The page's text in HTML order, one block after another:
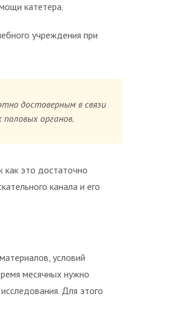
катетера.
учреждения при
достоверным в связи
органов.
как это достаточно
канала и его
условий
месячных нужно
Для этого